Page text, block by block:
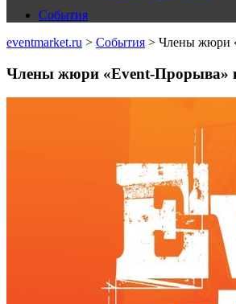
События
eventmarket.ru > События > Члены жюри
Члены жюри «Event-Прорыва»